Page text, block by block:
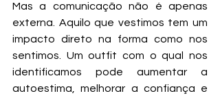
Mas a comunicação não é apenas
externa. Aquilo que vestimos tem um
impacto direto na forma como nos
sentimos. Um outfit com o qual nos
identificamos pode aumentar a
autoestima, melhorar a confiança e